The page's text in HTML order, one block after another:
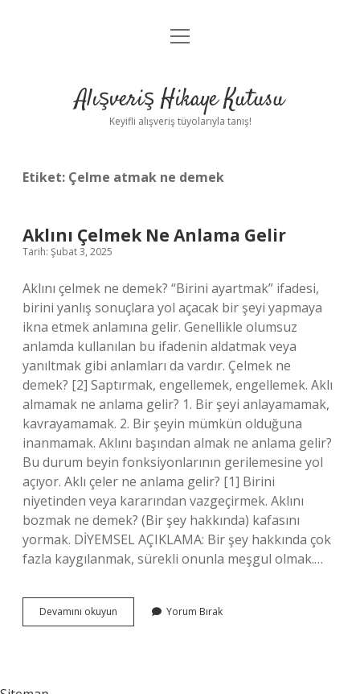
Anasayfa
Yasal Uyarı
menüyü
Alışveriş Hikaye Kutusu
Keyifli alışveriş tüyolarıyla tanış!
Etiket: Çelme atmak ne demek
Aklını Çelmek Ne Anlama Gelir
Tarih: Şubat 3, 2025
Aklını çelmek ne demek? “Birini ayartmak” ifadesi,
birini yanlış sonuçlara yol açacak bir şeyi yapmaya
ikna etmek anlamına gelir. Genellikle olumsuz
anlamda kullanılan bu ifadenin aldatmak veya
yanıltmak gibi anlamları da vardır. Çelmek ne
demek? [2] Saptırmak, engellemek, engellemek. Aklı
almamak ne anlama gelir? 1. Bir şeyi anlayamamak,
kavrayamamak. 2. Bir şeyin mümkün olduğuna
inanmamak. Aklını başından almak ne anlama gelir?
Bu durum beyin fonksiyonlarının gerilemesine yol
açıyor. Aklı çeler ne anlama gelir? [1] Birini
niyetinden veya kararından vazgeçirmek. Aklını
bozmak ne demek? (Bir şey hakkında) kafasını
yormak. DİYEMSEL AÇIKLAMA: Bir şey hakkında çok
fazla kaygılanmak, sürekli onunla meşgul olmak.…
Devamını okuyun
Çelmek
Yorum Bırak